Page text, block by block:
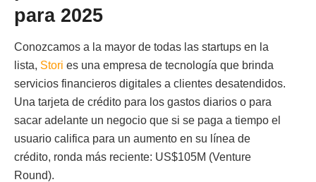
para 2025
Conozcamos a la mayor de todas las startups en la
lista, Stori es una empresa de tecnología que brinda
servicios financieros digitales a clientes desatendidos.
Una tarjeta de crédito para los gastos diarios o para
sacar adelante un negocio que si se paga a tiempo el
usuario califica para un aumento en su línea de
crédito, ronda más reciente: US$105M (Venture
Round).